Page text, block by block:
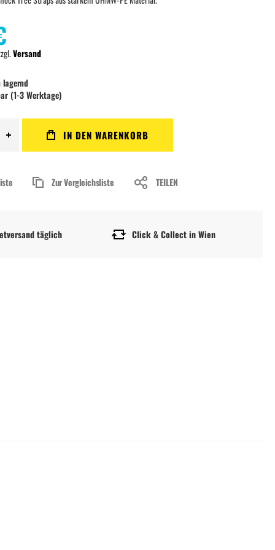
Versand
lagernd
(1-3 Werktage)
IN DEN WARENKORB
Zur Vergleichsliste TEILEN
täglich Click & Collect in Wien